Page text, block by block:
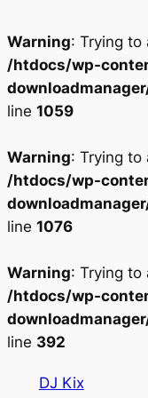
Warning: Trying to
/htdocs/wp-
line 1059
Warning: Trying to
/htdocs/wp-
line 1076
Warning: Trying to
/htdocs/wp-
line 392
DJ Kix